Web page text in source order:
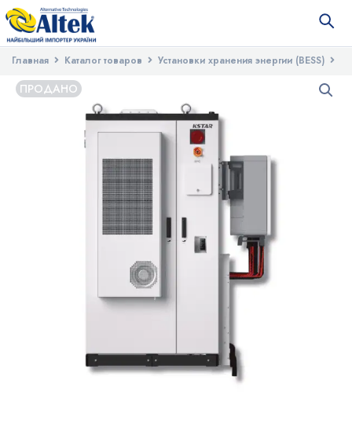
Главная Каталог товаров
Установки хранения энергии (BESS)
Система бесперебойного питания (KAC125DP2+BC215DE2), 125
кВт/215 кВт·ч
ПРОДАНО